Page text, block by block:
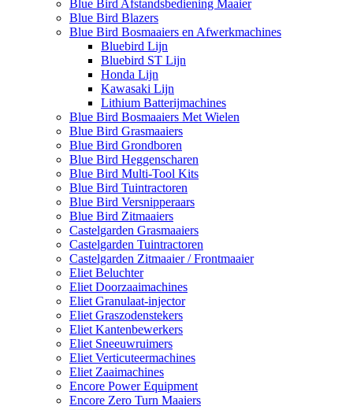
Blue Bird Afstandsbediening Maaier
Blue Bird Blazers
Blue Bird Bosmaaiers en Afwerkmachines
Bluebird Lijn
Bluebird ST Lijn
Honda Lijn
Kawasaki Lijn
Lithium Batterijmachines
Blue Bird Bosmaaiers Met Wielen
Blue Bird Grasmaaiers
Blue Bird Grondboren
Blue Bird Heggenscharen
Blue Bird Multi-Tool Kits
Blue Bird Tuintractoren
Blue Bird Versnipperaars
Blue Bird Zitmaaiers
Castelgarden Grasmaaiers
Castelgarden Tuintractoren
Castelgarden Zitmaaier / Frontmaaier
Eliet Beluchter
Eliet Doorzaaimachines
Eliet Granulaat-injector
Eliet Graszodenstekers
Eliet Kantenbewerkers
Eliet Sneeuwruimers
Eliet Verticuteermachines
Eliet Zaaimachines
Encore Power Equipment
Encore Zero Turn Maaiers